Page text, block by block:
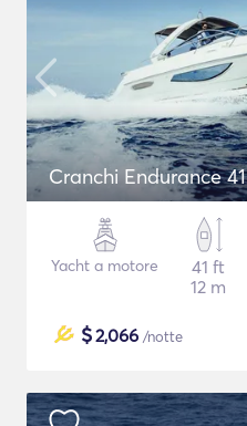
Cranchi Endurance 41
Yacht a motore
41 ft
12 m
$2,066 /notte